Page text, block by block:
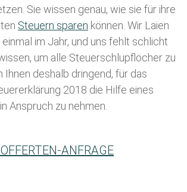
Sie wissen genau, wie sie für ihre
Steuern sparen können. Wir Laien
im Jahr, und uns fehlt schlicht
um alle Steuerschlupflöcher zu
Ihnen deshalb dringend, für das
2018 die Hilfe eines
Anspruch zu nehmen.
ANFRAGE